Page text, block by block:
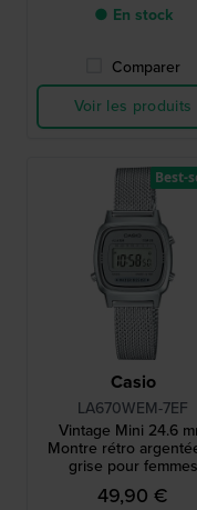
● En stock
Comparer
Voir les produits
Casio
LA670WEM-7EF
Vintage Mini 24.6
Montre rétro
grise pour femmes
49,90 €
Best-